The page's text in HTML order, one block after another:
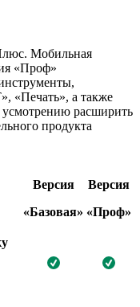
Мобильная
«Проф»
«Печать», а также
усмотрению расширить
продукта
Версия
«Базовая»
Версия
«Проф»